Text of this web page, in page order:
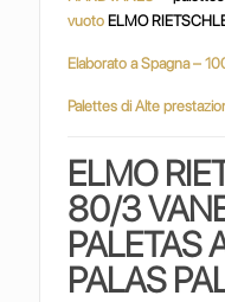
vuoto ELMO
Elaborato a Spagna –
Palettes di Alte
ELMO
80/3
PALETAS
PALAS